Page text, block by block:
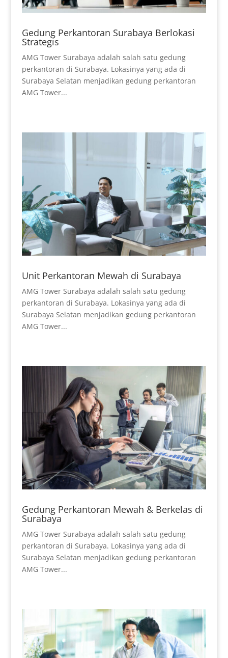
Gedung Perkantoran Surabaya Berlokasi
Strategis
AMG Tower Surabaya adalah salah satu gedung
perkantoran di Surabaya. Lokasinya yang ada di
Surabaya Selatan menjadikan gedung perkantoran
AMG Tower...
Unit Perkantoran Mewah di Surabaya
AMG Tower Surabaya adalah salah satu gedung
perkantoran di Surabaya. Lokasinya yang ada di
Surabaya Selatan menjadikan gedung perkantoran
AMG Tower...
Gedung Perkantoran Mewah & Berkelas di
Surabaya
AMG Tower Surabaya adalah salah satu gedung
perkantoran di Surabaya. Lokasinya yang ada di
Surabaya Selatan menjadikan gedung perkantoran
AMG Tower...